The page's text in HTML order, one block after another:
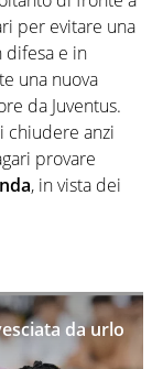
per evitare una
difesa e in
una nuova
da Juventus.
chiudere anzi
provare
, in vista dei
da urlo